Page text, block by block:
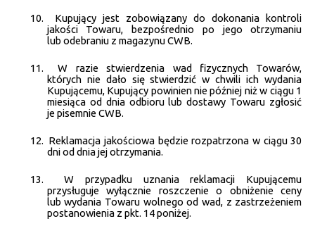
10.
Kupujący jest zobowiązany do dokonania kontroli
jakości Towaru, bezpośrednio po jego otrzymaniu
lub odebraniu z magazynu CWB.
11.
W razie stwierdzenia wad fizycznych Towarów,
których nie dało się stwierdzić w chwili ich wydania
Kupującemu, Kupujący powinien nie później niż w ciągu 1
miesiąca od dnia odbioru lub dostawy Towaru zgłosić
je pisemnie CWB.
12. Reklamacja jakościowa będzie rozpatrzona w ciągu 30
dni od dnia jej otrzymania.
13.
W przypadku uznania reklamacji Kupującemu
przysługuje wyłącznie roszczenie o obniżenie ceny
lub wydania Towaru wolnego od wad, z zastrzeżeniem
postanowienia z pkt. 14 poniżej.